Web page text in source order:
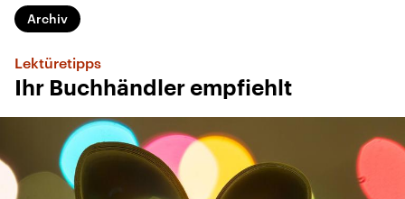
Archiv
Lektüretipps
Ihr Buchhändler empfiehlt